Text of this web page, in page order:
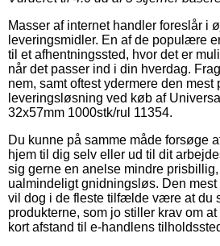
Masser af internet handler foreslår i
leveringsmidler. En af de populære
til et afhentningssted, hvor det er
når det passer ind i din hverdag.
nem, samt oftest ydermere den mest
leveringsløsning ved køb af
32x57mm 1000stk/rul 11354.
Du kunne på samme måde forsøge
hjem til dig selv eller ud til dit
sig gerne en anelse mindre
ualmindeligt gnidningsløs. Den
vil dog i de fleste tilfælde være at du
produkterne, som jo stiller krav om
kort afstand til e-handlens